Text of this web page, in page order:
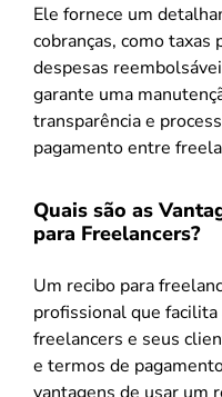
Ele fornece um
cobranças, como taxas
despesas
garante uma
transparência e
pagamento entre
Quais são as
para Freelancers?
Um recibo para
profissional que facilita
freelancers e seus
e termos de
vantagens de usar um